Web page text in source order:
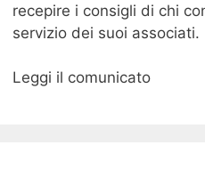
recepire i consigli di chi
servizio dei suoi associati.
Leggi il comunicato